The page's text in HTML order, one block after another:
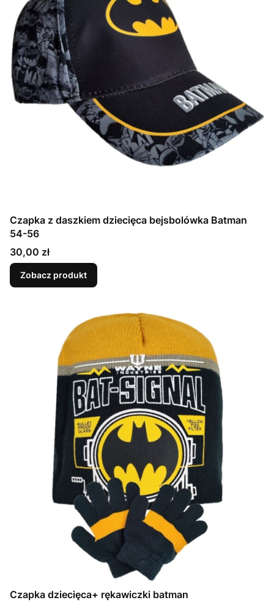
Czapka z daszkiem dziecięca bejsbolówka Batman
54-56
Cena
30,00 zł
Zobacz produkt
Czapka dziecięca+ rękawiczki batman